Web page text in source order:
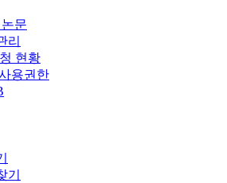
문
리
현황
용권한
기